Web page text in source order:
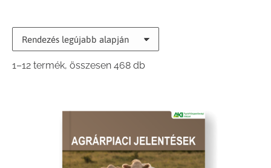
1–12 termék, összesen 468 dbSorted